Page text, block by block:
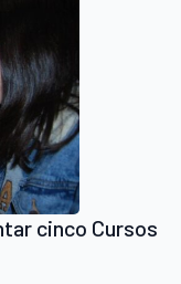
cinco Cursos